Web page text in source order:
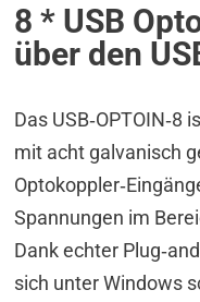
8 * USB
über den
Das USB‑OPTOIN‑8
mit acht galvanisch
Spannungen im
Dank echter
sich unter Windows